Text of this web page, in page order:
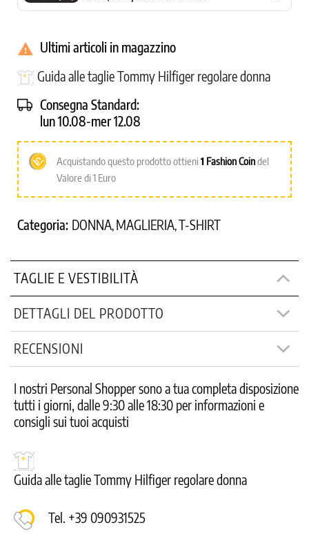
 Ultimi articoli in magazzino
Guida alle taglie Tommy Hilfiger regolare donna
Consegna Standard:
lun 10.08-mer 12.08
Acquistando questo prodotto ottieni 1 Fashion Coindel
Valore di 1 Euro
Categoria: DONNA MAGLIERIA T-SHIRT
TAGLIE E VESTIBILITÀ
DETTAGLI DEL PRODOTTO
RECENSIONI
I nostri Personal Shopper sono a tua completa disposizione
tutti i giorni, dalle 9:30 alle 18:30 per informazioni e
consigli sui tuoi acquisti
Guida alle taglie Tommy Hilfiger regolare donna
Tel. +39 090931525